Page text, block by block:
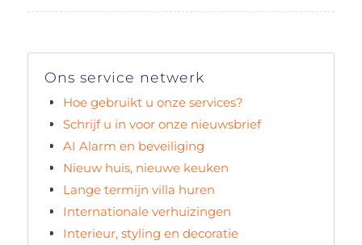
Ons service netwerk
Hoe gebruikt u onze services?
Schrijf u in voor onze nieuwsbrief
AI Alarm en beveiliging
Nieuw huis, nieuwe keuken
Lange termijn villa huren
Internationale verhuizingen
Interieur, styling en decoratie